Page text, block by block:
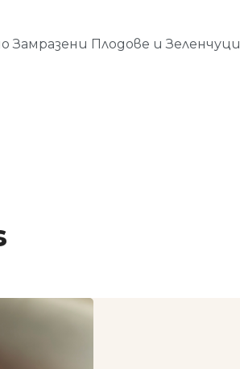
Замразени Плодове и Зеленчуци